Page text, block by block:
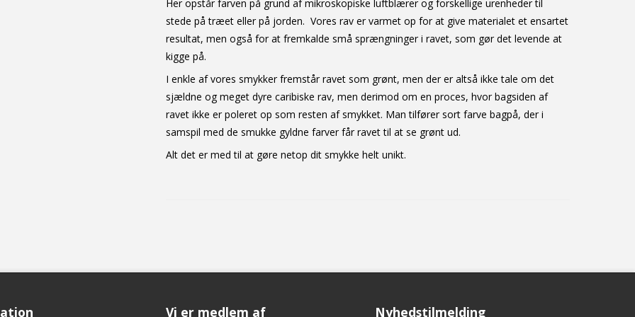
Her opstår farven på grund af mikroskopiske luftblærer og forskellige urenheder til
stede på træet eller på jorden. Vores rav er varmet op for at give materialet et ensartet
resultat, men også for at fremkalde små sprængninger i ravet, som gør det levende at
kigge på.
I enkle af vores smykker fremstår ravet som grønt, men der er altså ikke tale om det
sjældne og meget dyre caribiske rav, men derimod om en proces, hvor bagsiden af
ravet ikke er poleret op som resten af smykket. Man tilfører sort farve bagpå, der i
samspil med de smukke gyldne farver får ravet til at se grønt ud.
Alt det er med til at gøre netop dit smykke helt unikt.
Vi er medlem af Nyhedstilmelding